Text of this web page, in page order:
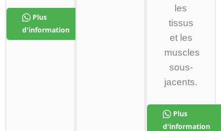
Plus
d'information
les
tissus
et les
muscles
sous-
jacents.
Plus
d'information